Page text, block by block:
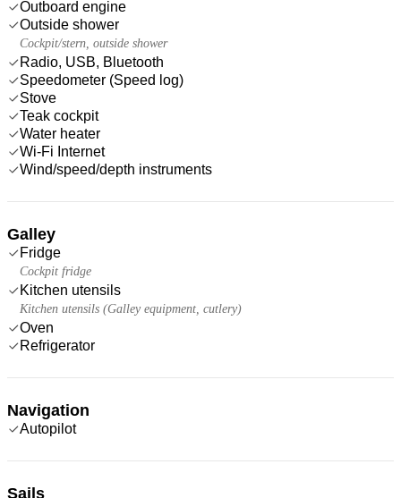
Outboard engine
Outside shower
Cockpit/stern, outside shower
Radio, USB, Bluetooth
Speedometer (Speed log)
Stove
Teak cockpit
Water heater
Wi-Fi Internet
Wind/speed/depth instruments
Galley
Fridge
Cockpit fridge
Kitchen utensils
Kitchen utensils (Galley equipment, cutlery)
Oven
Refrigerator
Navigation
Autopilot
Sails